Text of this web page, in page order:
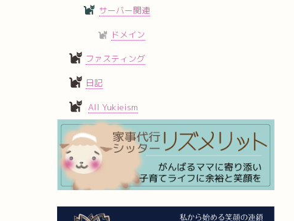
サーバー関連
ドメイン
ファスティング
日記
All Yukieism